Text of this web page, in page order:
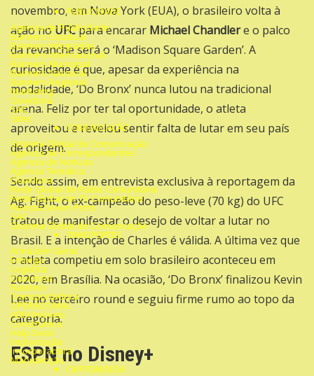
novembro, em Nova York (EUA), o brasileiro volta à
ação noUFCpara encarar Michael Chandlere o palco
da revanche será o ‘Madison Square Garden’. A
curiosidade é que, apesar da experiência na
modalidade, ‘Do Bronx’ nunca lutou na tradicional
arena. Feliz por ter tal oportunidade, o atleta
aproveitou e revelou sentir falta de lutar em seu país
de origem.
Sendo assim, em entrevista exclusiva à reportagem da
Ag. Fight, o ex-campeão do peso-leve (70 kg) do UFC
tratou de manifestar o desejo de voltar a lutar no
Brasil. E a intenção de Charles é válida. A última vez que
o atleta competiu em solo brasileiro aconteceu em
2020, em Brasília. Na ocasião, ‘Do Bronx’ finalizou Kevin
Lee no terceiro round e seguiu firme rumo ao topo da
categoria.
ESPN no Disney+
PUBLICIDADE
Agencia de Publicidade
Banners Estadual
Banners Integradas
Banners Internacional
Banners Municipal
Banners Nacional
Banners Regional
Marketing
Ouvidoria
SAC
Sites
COMUNICAÇÃO
Sistema Global de Comunicação
Agencia de Correspondentes
Agencia de Noticias
Agencia Temática
Ouvidoria
Rede Global de Rádio Comunitária
Rede Global de TV Comunitária
Revista Seven Ports
SAC
Sistema Global de Comunicação
TRANSPORTES
Armazém Geral
Entrega
Logística
Ouvidoria
Rastreio
Transportadora
OPERACIONAL
ADM Imóveis
Construtora
Help Desk
Implantação
Incorporadora
Manutenção
CRIPTOMOEDA